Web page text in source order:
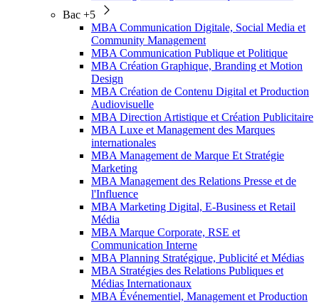
Bac +5
MBA Communication Digitale, Social Media et
Community Management
MBA Communication Publique et Politique
MBA Création Graphique, Branding et Motion
Design
MBA Création de Contenu Digital et Production
Audiovisuelle
MBA Direction Artistique et Création Publicitaire
MBA Luxe et Management des Marques
internationales
MBA Management de Marque Et Stratégie
Marketing
MBA Management des Relations Presse et de
l'Influence
MBA Marketing Digital, E-Business et Retail
Média
MBA Marque Corporate, RSE et
Communication Interne
MBA Planning Stratégique, Publicité et Médias
MBA Stratégies des Relations Publiques et
Médias Internationaux
MBA Événementiel, Management et Production